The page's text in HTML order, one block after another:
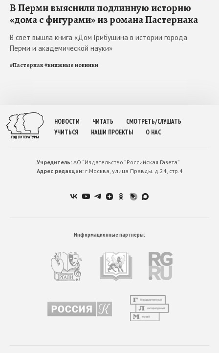
В Перми выяснили подлинную историю
«дома с фигурами» из романа Пастернака
В свет вышла книга «Дом Грибушина в истории города
Перми и академической науки»
#Пастернак#книжные новинки
НОВОСТИ ЧИТАТЬ
СМОТРЕТЬ/СЛУШАТЬ
УЧИТЬСЯ
НАШИ ПРОЕКТЫ О НАС
Учредитель:АО “Издательство ”Российская Газета”
Адрес редакции:г.Москва, улица Правды. д.24, стр.4
Информационные партнеры: